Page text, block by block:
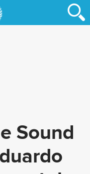
Sound